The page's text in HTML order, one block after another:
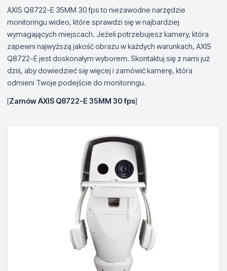
AXIS Q8722-E 35MM 30 fps to niezawodne narzędzie
monitoringu wideo, które sprawdzi się w najbardziej
wymagających miejscach. Jeżeli potrzebujesz kamery, która
zapewni najwyższą jakość obrazu w każdych warunkach, AXIS
Q8722-E jest doskonałym wyborem. Skontaktuj się z nami już
dziś, aby dowiedzieć się więcej i zamówić kamerę, która
odmieni Twoje podejście do monitoringu.
[Zamów AXIS Q8722-E 35MM 30 fps]